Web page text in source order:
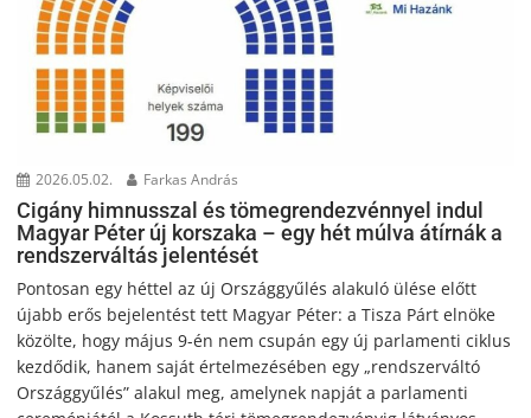
2026.05.02. Farkas András
Cigány himnusszal és tömegrendezvénnyel indul
Magyar Péter új korszaka – egy hét múlva átírnák a
rendszerváltás jelentését
Pontosan egy héttel az új Országgyűlés alakuló ülése előtt
újabb erős bejelentést tett Magyar Péter: a Tisza Párt elnöke
közölte, hogy május 9-én nem csupán egy új parlamenti ciklus
kezdődik, hanem saját értelmezésében egy „rendszerváltó
Országgyűlés” alakul meg, amelynek napját a parlamenti